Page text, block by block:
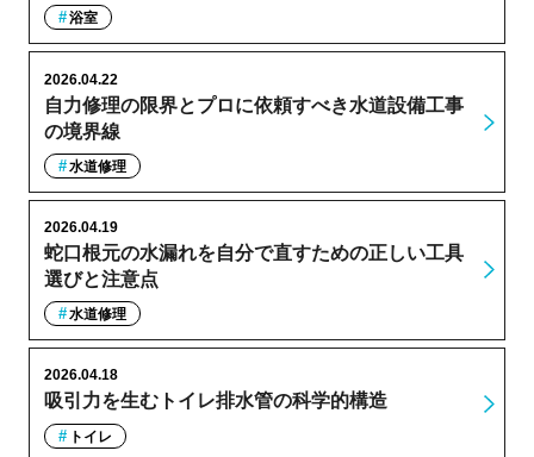
浴室
自力修理の限界とプロに依頼すべき水道設備工事
の境界線
2026.04.22
水道修理
蛇口根元の水漏れを自分で直すための正しい工具
選びと注意点
2026.04.19
水道修理
吸引力を生むトイレ排水管の科学的構造
2026.04.18
トイレ